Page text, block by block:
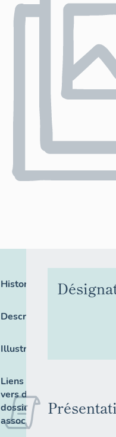
Historique
Description
Illustrations
Liens
vers des
dossiers
associés